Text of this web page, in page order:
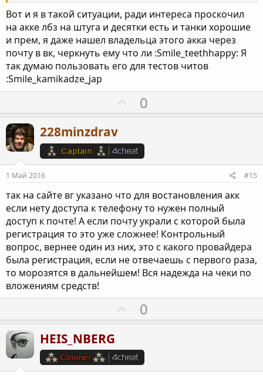
Вот и я в такой ситуации, ради интереса проскочил
на акке лбз на штуга и десятки есть и танки хорошие
и прем, я даже нашел владельца этого акка через
почту в вк, черкнуть ему что ли :Smile_teethhappy: Я
так думаю пользовать его для тестов читов
:Smile_kamikadze_jap
П
о
и
т
н
ы
й
г
о
л
с
0
228minzdrav
1 Май 2016 #15
так на сайте вг указано что для востановления акк
если нету доступа к телефону то нужен полный
доступ к почте! А если почту украли с которой была
регистрация то это уже сложнее! Контрольный
вопрос, вернее один из них, это с какого провайдера
была регистрация, если не отвечаешь с первого раза,
то морозятся в дальнейшем! Вся надежда на чеки по
вложениям средств!
П
о
и
т
0
HEIS_NBERG